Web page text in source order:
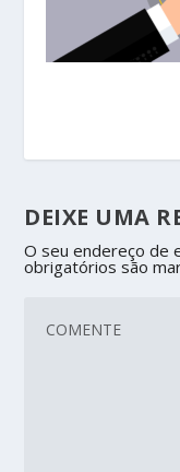
DEIXE UMA
O seu endereço de
obrigatórios são